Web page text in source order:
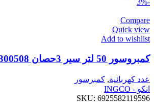
-3%
Compare
Quick view
Add to wishlist
كمبروسور 50 لتر سير 3حصان AC300508 انكو
عدد كهربائية, كمبرسور
انكو - INGCO
SKU: 6925582119596